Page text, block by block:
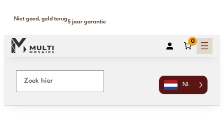
Niet goed, geld terug
5 jaar garantie
0
NL